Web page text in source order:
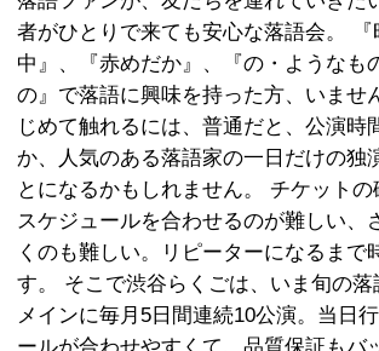
どなたか一人でも気にな
最終的には落語界全体を
しているつもりですので
をプラットフォームとし
れしいです。
全体としての見どころは